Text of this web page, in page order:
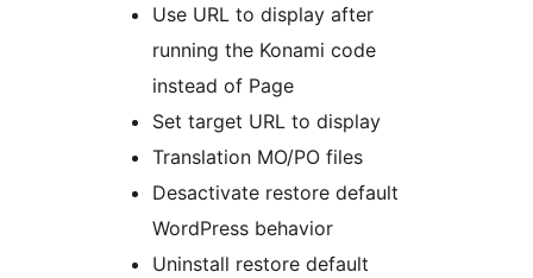
Use URL to display after
running the Konami code
instead of Page
Set target URL to display
Translation MO/PO files
Desactivate restore default
WordPress behavior
Uninstall restore default